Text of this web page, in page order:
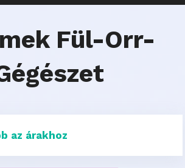
Fül-Orr-
az árakhoz